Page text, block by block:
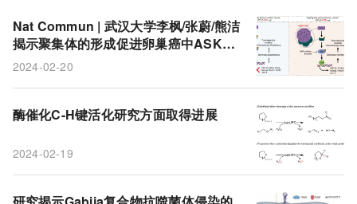
Nat Commun | 武汉大学李枫/张蔚/熊洁
揭示聚集体的形成促进卵巢癌中ASK1/J
NK信号的激活和干性维持
2024-02-20
酶催化C-H键活化研究方面取得进展
2024-02-19